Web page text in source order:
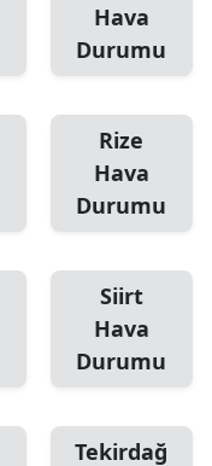
Hava
Durumu
Rize
Hava
Durumu
Siirt
Hava
Durumu
Tekirdağ